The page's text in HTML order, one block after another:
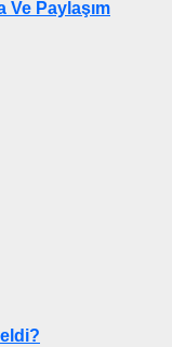
Ve Paylaşım